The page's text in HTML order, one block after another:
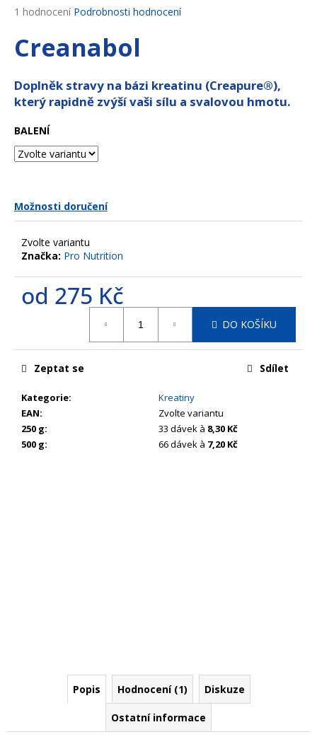
Průměrné
produktu
je
z
5
hvězdiček.
1 hodnocení Podrobnosti hodnocení
Creanabol
Doplněk stravy na bázi kreatinu (Creapure®),
který rapidně zvýší vaši sílu a svalovou hmotu.
BALENÍ
Možnosti doručení
Zvolte variantu
Značka: Pro Nutrition
od 275 Kč
DO KOŠÍKU
Kategorie:
Kreatiny
EAN:
Zvolte variantu
250 g: 33 dávek à 8,30 Kč
500 g: 66 dávek à 7,20 Kč
Zeptat se Sdílet
Popis Hodnocení (1) Diskuze
Ostatní informace
a
j
í
?
HLEDAT
D
o
p
o
u
j
e
e